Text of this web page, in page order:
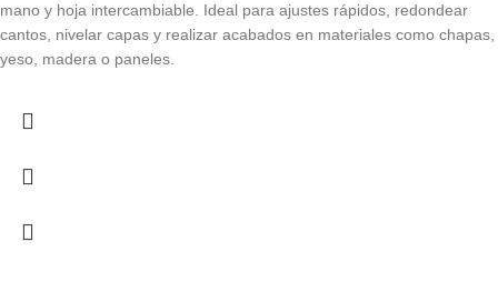
mano y hoja intercambiable. Ideal para ajustes rápidos, redondear
cantos, nivelar capas y realizar acabados en materiales como chapas,
yeso, madera o paneles.